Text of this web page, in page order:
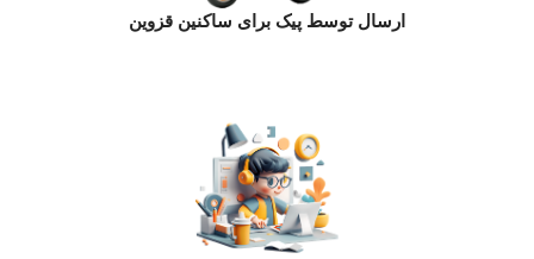
ارسال توسط پیک برای ساکنین قزوین